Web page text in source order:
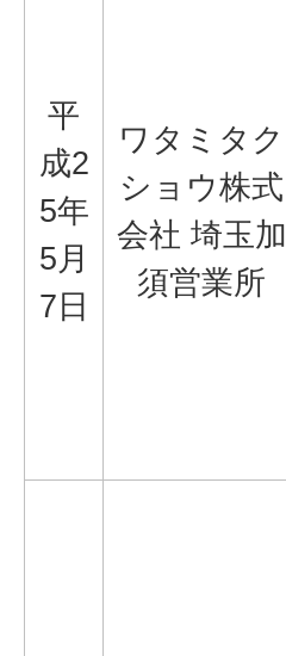
平
成2
5年
5月
7日
ワタミタク
ショウ株式
会社 埼玉加
須営業所